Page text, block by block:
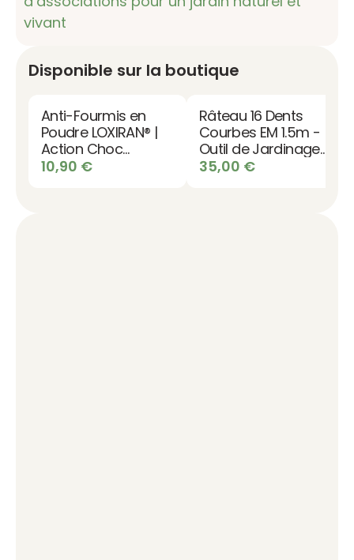
vivant
Disponible sur la boutique
Anti-Fourmis en
Poudre LOXIRAN® |
Action Choc
Fourmilières
10,90 €
Râteau 16 Dents
Courbes EM 1.5m -
Outil de Jardinage
Professionnel
35,00 €